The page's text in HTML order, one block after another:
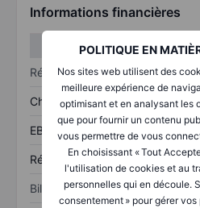
POLITIQUE EN
Nos sites web utilisent des
meilleure expérience de
optimisant et en analysant les
que pour fournir un contenu
vous permettre de vous
En choisissant « Tout
l'utilisation de cookies et au
personnelles qui en découle.
consentement » pour gérer
Informations financières
Résultats
Chiffre d’affaires
EBITDA
Résultat net
Bilan